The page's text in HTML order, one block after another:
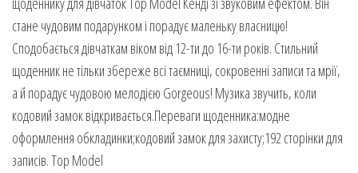
стане чудовим подарунком і порадує маленьку власницю!
Сподобається дівчаткам віком від 12-ти до 16-ти років. Стильний
щоденник не тільки збереже всі таємниці, сокровенні записи та мрії,
а й порадує чудовою мелодією Gorgeous! Музика звучить, коли
кодовий замок відкривається.Переваги щоденника:модне
оформлення обкладинки;кодовий замок для захисту;192 сторінки для
записів. Top Model